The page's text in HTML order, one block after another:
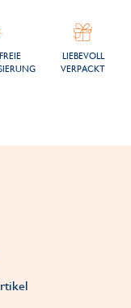
LIEBEVOLL
VERPACKT